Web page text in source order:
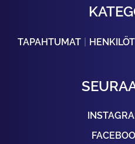
TAPAHTUMAT HENKILÖT